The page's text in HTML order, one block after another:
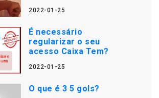
2022-01-25
É necessário
regularizar o seu
acesso Caixa Tem?
2022-01-25
O que é 3 5 gols?